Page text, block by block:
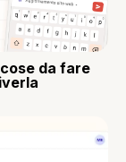
da fare